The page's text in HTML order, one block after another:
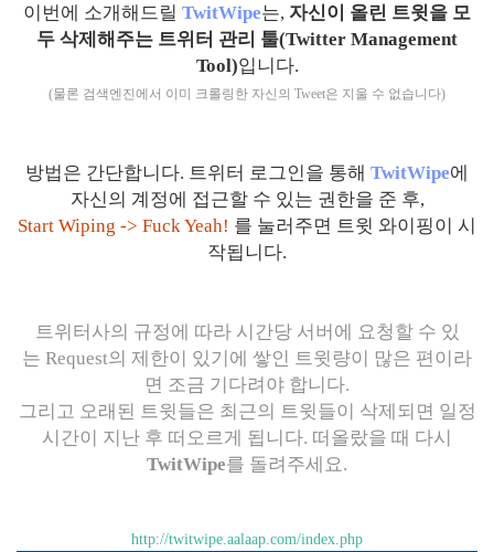
이번에 소개해드릴 TwitWipe는, 자신이 올린 트윗을 모
두 삭제해주는 트위터 관리 툴(Twitter Management
Tool)입니다.
(물론 검색엔진에서 이미 크롤링한 자신의 Tweet은 지울 수 없습니다)
방법은 간단합니다. 트위터 로그인을 통해 TwitWipe에
자신의 계정에 접근할 수 있는 권한을 준 후,
Start Wiping -> Fuck Yeah! 를 눌러주면 트윗 와이핑이 시
작됩니다.
트위터사의 규정에 따라 시간당 서버에 요청할 수 있
는 Request의 제한이 있기에 쌓인 트윗량이 많은 편이라
면 조금 기다려야 합니다.
그리고 오래된 트윗들은 최근의 트윗들이 삭제되면 일정
시간이 지난 후 떠오르게 됩니다. 떠올랐을 때 다시
TwitWipe를 돌려주세요.
http://twitwipe.aalaap.com/index.php